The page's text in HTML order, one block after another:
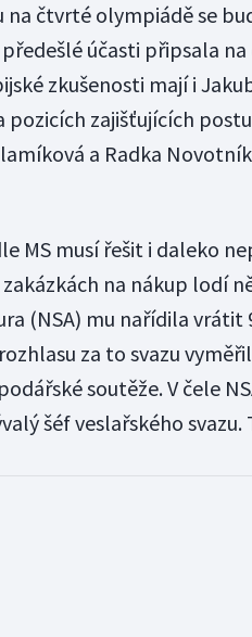
čtvrté olympiádě se
účasti připsala
zkušenosti mají i
pozicích zajišťujících
a Radka
MS musí řešit i daleko
na nákup lodí
(NSA) mu nařídila vrátit
za to svazu
soutěže. V čele
šéf veslařského